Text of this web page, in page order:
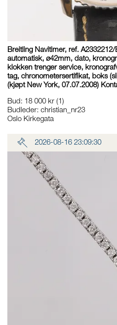
Breitling Navitimer, ref.
automatisk, ø42mm, dato,
klokken trenger service,
tag, chronometersertifikat, boks
(kjøpt New York, 07.07.2008)
Bud: 18 000 kr (1)
Budleder: christian_nr23
Oslo Kirkegata
2026-08-16 23:09:30